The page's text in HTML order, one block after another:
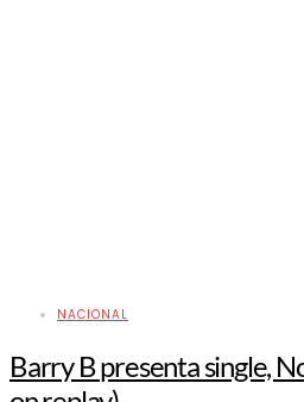
NACIONAL
Barry B presenta single,